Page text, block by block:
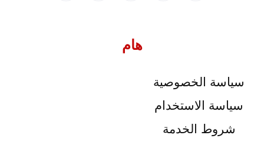
هام
سياسة الخصوصية
سياسة الاستخدام
شروط الخدمة